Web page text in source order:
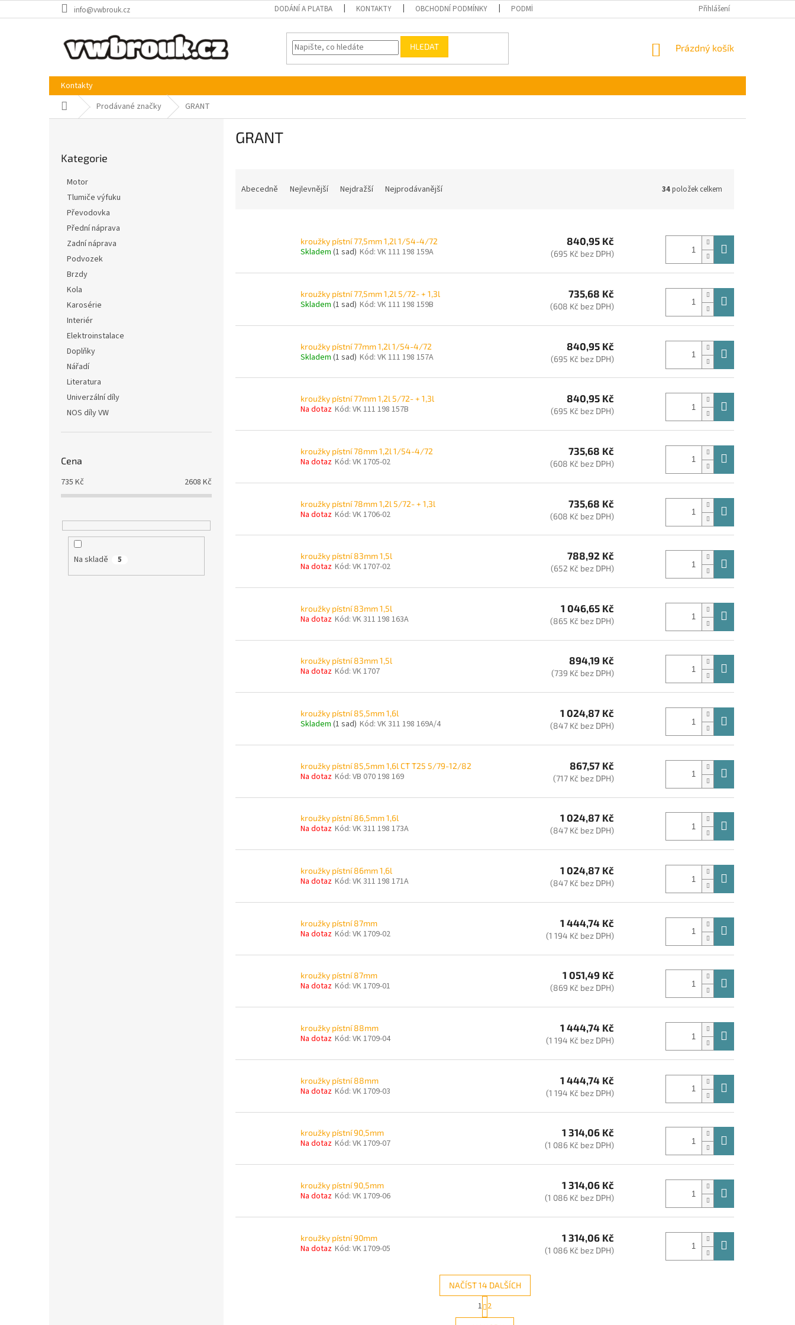
na
info@vwbrouk.cz DODÁNÍ A PLATBA KONTAKTY OBCHODNÍ PODMÍNKY PODMÍNKY OCHRANY OSOBNÍCH ÚDAJŮ Přihlášení
HLEDAT
NÁKUPNÍ
Prázdný košík
Kontakty
Domů Prodávané značky GRANT
kategorie
Kategorie
Motor
Tlumiče výfuku
Převodovka
Přední náprava
Zadní náprava
Podvozek
Brzdy
Kola
Karosérie
Interiér
Elektroinstalace
Doplňky
Nářadí
Literatura
Univerzální díly
NOS díly VW
Cena
735 Kč 2608 Kč
Na skladě 5
GRANT
Abecedně Nejlevnější Nejdražší Nejprodávanější 34položek celkem
kroužky pístní 77,5mm 1,2l 1/54-4/72
Skladem (1 sad) Kód: VK 111 198 159A
840,95 Kč
(695 Kč bez DPH)
kroužky pístní 77,5mm 1,2l 5/72- + 1,3l
Skladem (1 sad) Kód: VK 111 198 159B
735,68 Kč
(608 Kč bez DPH)
kroužky pístní 77mm 1,2l 1/54-4/72
Skladem (1 sad) Kód: VK 111 198 157A
840,95 Kč
(695 Kč bez DPH)
kroužky pístní 77mm 1,2l 5/72- + 1,3l
Na dotaz Kód: VK 111 198 157B
840,95 Kč
(695 Kč bez DPH)
kroužky pístní 78mm 1,2l 1/54-4/72
Na dotaz Kód: VK 1705-02
735,68 Kč
(608 Kč bez DPH)
kroužky pístní 78mm 1,2l 5/72- + 1,3l
Na dotaz Kód: VK 1706-02
735,68 Kč
(608 Kč bez DPH)
kroužky pístní 83mm 1,5l
Na dotaz Kód: VK 1707-02
788,92 Kč
(652 Kč bez DPH)
kroužky pístní 83mm 1,5l
Na dotaz Kód: VK 311 198 163A
1 046,65 Kč
(865 Kč bez DPH)
kroužky pístní 83mm 1,5l
Na dotaz Kód: VK 1707
894,19 Kč
(739 Kč bez DPH)
kroužky pístní 85,5mm 1,6l
Skladem (1 sad) Kód: VK 311 198 169A/4
1 024,87 Kč
(847 Kč bez DPH)
kroužky pístní 85,5mm 1,6l CT T25 5/79-12/82
Na dotaz Kód: VB 070 198 169
867,57 Kč
(717 Kč bez DPH)
kroužky pístní 86,5mm 1,6l
Na dotaz Kód: VK 311 198 173A
1 024,87 Kč
(847 Kč bez DPH)
kroužky pístní 86mm 1,6l
Na dotaz Kód: VK 311 198 171A
1 024,87 Kč
(847 Kč bez DPH)
kroužky pístní 87mm
Na dotaz Kód: VK 1709-02
1 444,74 Kč
(1 194 Kč bez DPH)
kroužky pístní 87mm
Na dotaz Kód: VK 1709-01
1 051,49 Kč
(869 Kč bez DPH)
kroužky pístní 88mm
Na dotaz Kód: VK 1709-04
1 444,74 Kč
(1 194 Kč bez DPH)
kroužky pístní 88mm
Na dotaz Kód: VK 1709-03
1 444,74 Kč
(1 194 Kč bez DPH)
kroužky pístní 90,5mm
Na dotaz Kód: VK 1709-07
1 314,06 Kč
(1 086 Kč bez DPH)
kroužky pístní 90,5mm
Na dotaz Kód: VK 1709-06
1 314,06 Kč
(1 086 Kč bez DPH)
kroužky pístní 90mm
Na dotaz Kód: VK 1709-05
1 314,06 Kč
(1 086 Kč bez DPH)
O
v
NAČÍST 14 DALŠÍCH
S
t
r
1 2